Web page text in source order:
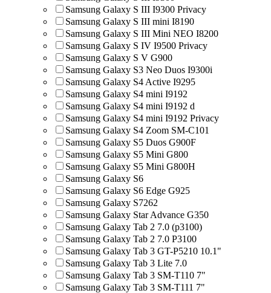
Samsung Galaxy S III I9300 Privacy
Samsung Galaxy S III mini I8190
Samsung Galaxy S III Mini NEO I8200
Samsung Galaxy S IV I9500 Privacy
Samsung Galaxy S V G900
Samsung Galaxy S3 Neo Duos I9300i
Samsung Galaxy S4 Active I9295
Samsung Galaxy S4 mini I9192
Samsung Galaxy S4 mini I9192 d
Samsung Galaxy S4 mini I9192 Privacy
Samsung Galaxy S4 Zoom SM-C101
Samsung Galaxy S5 Duos G900F
Samsung Galaxy S5 Mini G800
Samsung Galaxy S5 Mini G800H
Samsung Galaxy S6
Samsung Galaxy S6 Edge G925
Samsung Galaxy S7262
Samsung Galaxy Star Advance G350
Samsung Galaxy Tab 2 7.0 (p3100)
Samsung Galaxy Tab 2 7.0 P3100
Samsung Galaxy Tab 3 GT-P5210 10.1"
Samsung Galaxy Tab 3 Lite 7.0
Samsung Galaxy Tab 3 SM-T110 7"
Samsung Galaxy Tab 3 SM-T111 7"